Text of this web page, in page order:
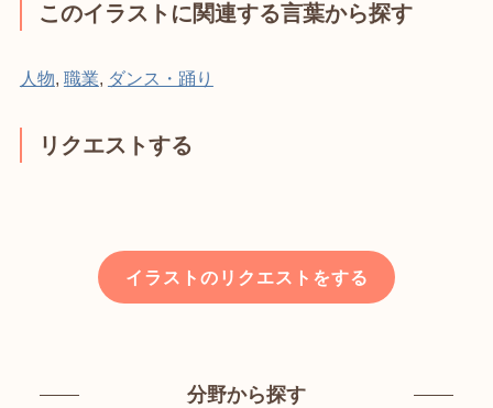
このイラストに関連する言葉から探す
人物 職業 ダンス・踊り
リクエストする
イラストのリクエストをする
分野から探す